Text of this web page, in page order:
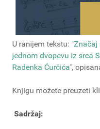
U ranijem tekstu: "Značaj
jednom dvopevu iz srca
Radenka Ćurčića",
Knjigu možete preuzeti
Sadržaj: